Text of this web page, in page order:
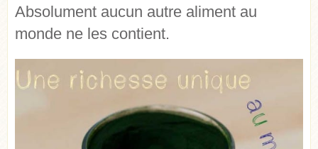
Absolument aucun autre aliment au
monde ne les contient.